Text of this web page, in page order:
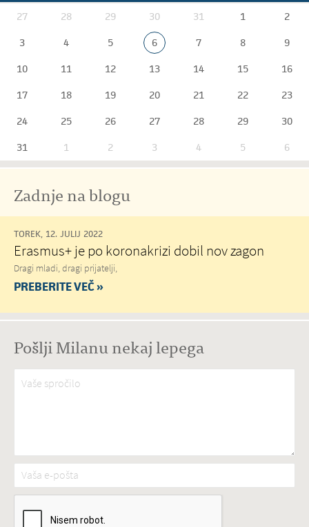
27 28 29 30 31 1
2
3
4 5 6 7 8
9
10
11 12 13 14 15
16
17
18 19 20 21 22
23
24
25 26 27 28 29
30
31
1 2 3 4 5 6
Zadnje na blogu
TOREK, 12. JULIJ 2022
Erasmus+ je po koronakrizi dobil nov zagon
Dragi mladi, dragi prijatelji,
PREBERITE VEČ »
Pošlji Milanu nekaj lepega
Vaše spročilo*
Vaša e-pošta*